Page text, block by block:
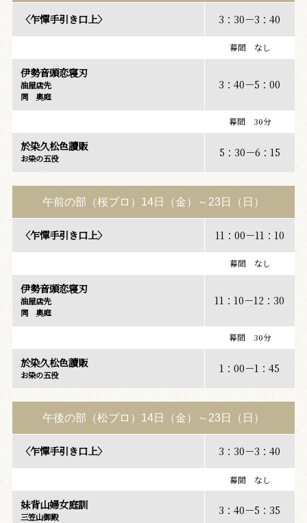
〈乍憚手引き口上〉 3：30－3：40
幕間 なし
伊勢音頭恋寝刃
油屋店先
同 奥庭
3：40－5：00
幕間 30分
於染久松色讀販
お染の五役 5：30－6：15
午前の部（桜プロ）14日（金）～23日（日）
〈乍憚手引き口上〉 11：00－11：10
幕間 なし
伊勢音頭恋寝刃
油屋店先
同 奥庭
11：10－12：30
幕間 30分
於染久松色讀販
お染の五役 1：00－1：45
午後の部（松プロ）14日（金）～23日（日）
〈乍憚手引き口上〉 3：30－3：40
幕間 なし
妹背山婦女庭訓
三笠山御殿 3：40－5：35